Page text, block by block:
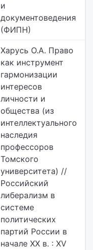
и
документоведения
(ФИПН)
Харусь О.А. Право
как инструмент
гармонизации
интересов
личности и
общества (из
интеллектуального
наследия
профессоров
Томского
университета) //
Российский
либерализм в
системе
политических
партий России в
начале ХХ в. : ХV